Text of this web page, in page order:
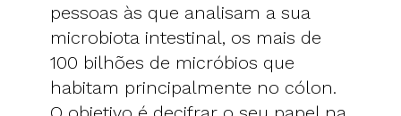
pessoas às que analisam a sua
microbiota intestinal, os mais de
100 bilhões de micróbios que
habitam principalmente no cólon.